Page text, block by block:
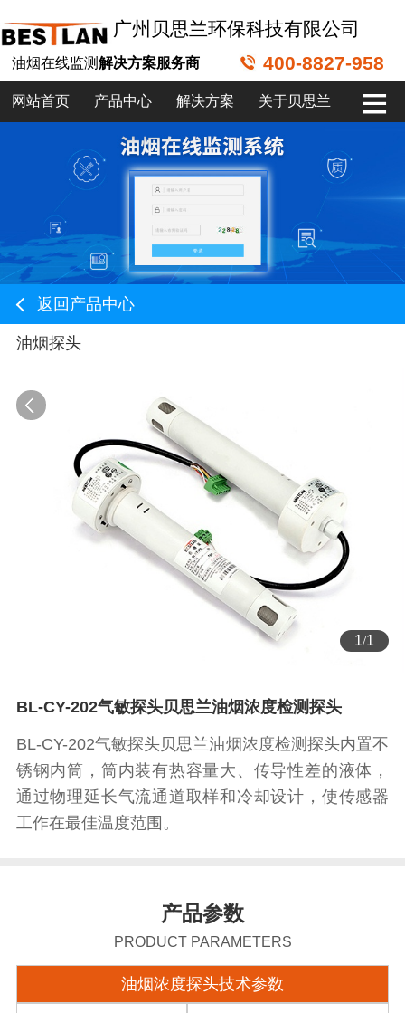
广州贝思兰环保科技有限公司
油烟在线监测解决方案服务商 400-8827-958
网站首页 产品中心 解决方案 关于贝思兰
返回产品中心
油烟探头
1/1
BL-CY-202气敏探头贝思兰油烟浓度检测探头
BL-CY-202气敏探头贝思兰油烟浓度检测探头内置不
锈钢内筒，筒内装有热容量大、传导性差的液体，
通过物理延长气流通道取样和冷却设计，使传感器
工作在最佳温度范围。
产品参数
PRODUCT PARAMETERS
油烟浓度探头技术参数